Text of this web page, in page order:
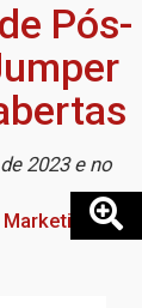
Pós-
2023 e no